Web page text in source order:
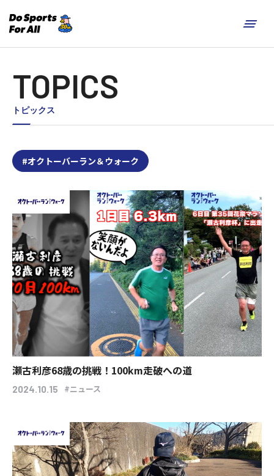
TOPICS
トピックス
#オクトーバーラン＆ウォーク
瀬古利彦68歳の挑戦！100km走破への道
2024.10.15 #ニュース